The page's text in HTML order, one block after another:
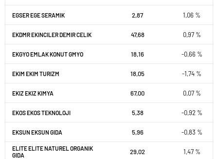
EGSER EGE SERAMIK 2,87 1,06 %
EKDMR EKINCILER DEMIR CELIK 47,68 0,97 %
EKGYO EMLAK KONUT GMYO 18,16 -0,66 %
EKIM EKIM TURIZM 18,05 -1,74 %
EKIZ EKIZ KIMYA 67,00 0,07 %
EKOS EKOS TEKNOLOJI 5,38 -0,92 %
EKSUN EKSUN GIDA 5,96 -0,83 %
ELITE ELITE NATUREL ORGANIK
GIDA
29,02 1,47 %